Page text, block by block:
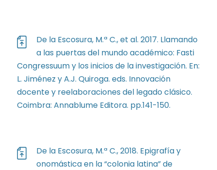
De la Escosura, M.ª C., et al. 2017. Llamando
a las puertas del mundo académico: Fasti
Congressuum y los inicios de la investigación. En:
L. Jiménez y A.J. Quiroga. eds. Innovación
docente y reelaboraciones del legado clásico.
Coimbra: Annablume Editora. pp.141-150.
De la Escosura, M.ª C., 2018. Epigrafía y
onomástica en la “colonia latina” de